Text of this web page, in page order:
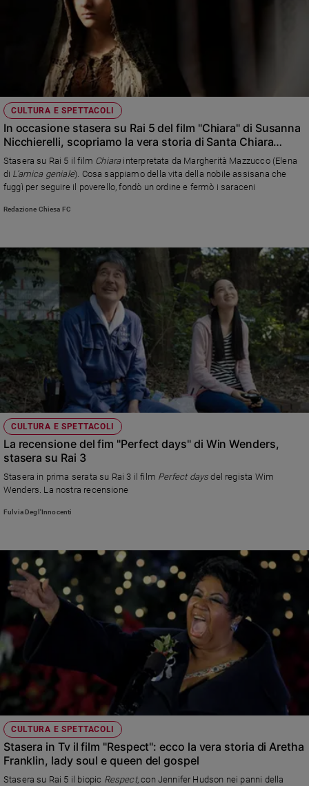
CULTURA E SPETTACOLI
In occasione stasera su Rai 5 del film "Chiara" di Susanna
Nicchierelli, scopriamo la vera storia di Santa Chiara
d'Assisi, la nobile ribelle che abbracciò la povertà
seguendo Francesco
Stasera su Rai 5 il film Chiara interpretata da Margherità Mazzucco (Elena
di L’amica geniale). Cosa sappiamo della vita della nobile assisana che
fuggì per seguire il poverello, fondò un ordine e fermò i saraceni
Redazione Chiesa FC
CULTURA E SPETTACOLI
La recensione del fim "Perfect days" di Win Wenders,
stasera su Rai 3
Stasera in prima serata su Rai 3 il film Perfect days del regista Wim
Wenders. La nostra recensione
Fulvia Degl'Innocenti
CULTURA E SPETTACOLI
Stasera in Tv il film "Respect": ecco la vera storia di Aretha
Franklin, lady soul e queen del gospel
Stasera su Rai 5 il biopic Respect, con Jennifer Hudson nei panni della